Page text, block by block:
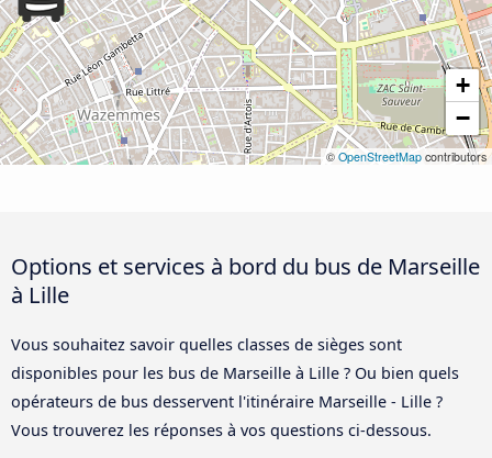
+
−
© OpenStreetMap contributors
Options et services à bord du bus de Marseille
à Lille
Vous souhaitez savoir quelles classes de sièges sont
disponibles pour les bus de Marseille à Lille ? Ou bien quels
opérateurs de bus desservent l'itinéraire Marseille - Lille ?
Vous trouverez les réponses à vos questions ci-dessous.